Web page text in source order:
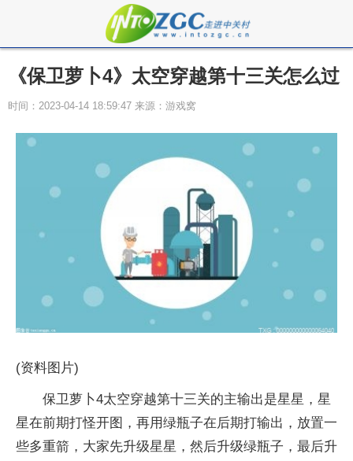
《保卫萝卜4》太空穿越第十三关怎么过
时间：2023-04-14 18:59:47 来源：游戏窝
(资料图片)
保卫萝卜4太空穿越第十三关的主输出是星星，星
星在前期打怪开图，再用绿瓶子在后期打输出，放置一
些多重箭，大家先升级星星，然后升级绿瓶子，最后升